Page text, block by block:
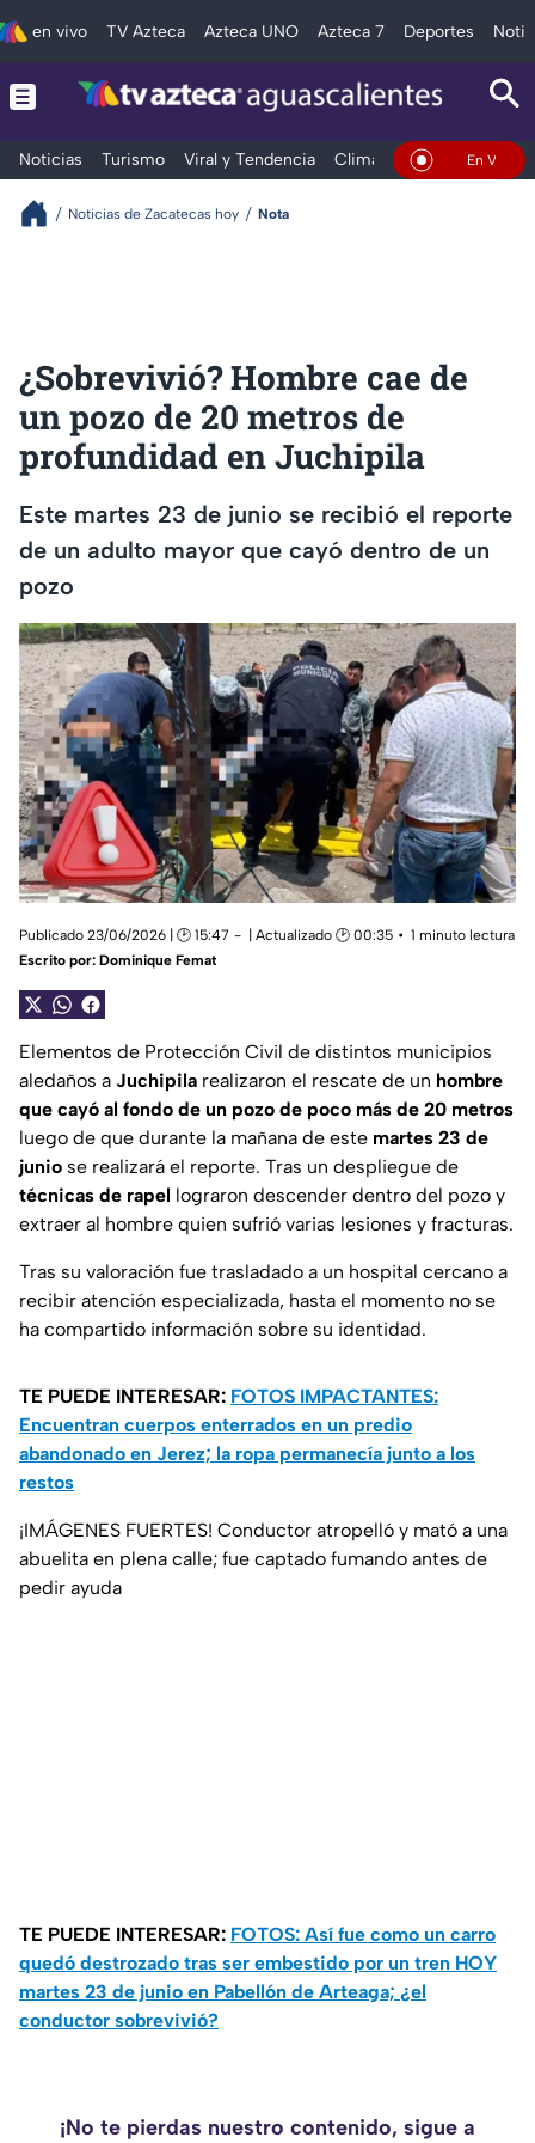
en vivo TV Azteca Azteca UNO Azteca 7 Deportes
Noticias Turismo Viral y Tendencia Clima DeportesEn Vivo
Noticias de Zacatecas hoy Nota
¿Sobrevivió? Hombre cae de
un pozo de 20 metros de
profundidad en Juchipila
Este martes 23 de junio se recibió el reporte
de un adulto mayor que cayó dentro de un
pozo
Publicado 23/06/2026 | 🕑 15:47 | Actualizado 🕑 00:35
1 minuto lectura
Escrito por: Dominique Femat
Elementos de Protección Civil de distintos municipios
aledaños a Juchipila realizaron el rescate de un hombre
que cayó al fondo de un pozo de poco más de 20 metros
luego de que durante la mañana de este martes 23 de
junio se realizará el reporte. Tras un despliegue de
técnicas de rapel lograron descender dentro del pozo y
extraer al hombre quien sufrió varias lesiones y fracturas.
Tras su valoración fue trasladado a un hospital cercano a
recibir atención especializada, hasta el momento no se
ha compartido información sobre su identidad.
TE PUEDE INTERESAR: FOTOS IMPACTANTES:
Encuentran cuerpos enterrados en un predio
abandonado en Jerez; la ropa permanecía junto a los
restos
¡IMÁGENES FUERTES! Conductor atropelló y mató a una
abuelita en plena calle; fue captado fumando antes de
pedir ayuda
TE PUEDE INTERESAR: FOTOS: Así fue como un carro
quedó destrozado tras ser embestido por un tren HOY
martes 23 de junio en Pabellón de Arteaga; ¿el
conductor sobrevivió?
¡No te pierdas nuestro contenido, sigue a